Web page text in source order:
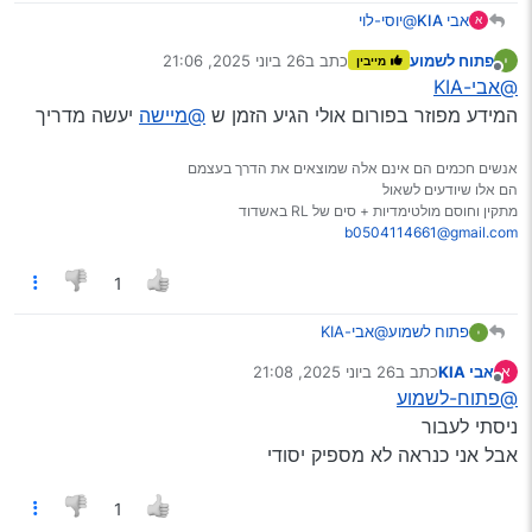
א אבי KIA
@יוסי-לוי
אני מנסה להוציא אישור דרך האתר הממשלתי
מנותק
פתוח לשמוע מייבין כתב ב26 ביוני 2025, 21:06
נערך לאחרונה על ידי
@אבי-KIA
המידע מפוזר בפורום אולי הגיע הזמן ש @מיישה יעשה מדריך
אנשים חכמים הם אינם אלה שמוצאים את הדרך בעצמם
הם אלו שיודעים לשאול
מתקין וחוסם מולטימדיות + סים של RL באשדוד
b0504114661@gmail.com
1
פתוח לשמוע@אבי-KIA
מדריך
א
מנותק
אבי KIA כתב ב26 ביוני 2025, 21:08
נערך לאחרונה על ידי
@פתוח-לשמוע
ניסתי לעבור
אבל אני כנראה לא מספיק יסודי
1